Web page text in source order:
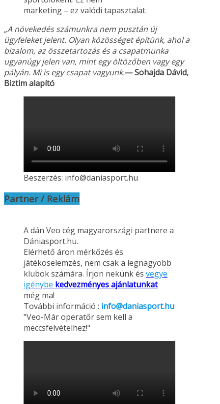
marketing – ez valódi tapasztalat.
„A növekedés számunkra nem pusztán új
ügyfeleket jelent. Olyan közösséget építünk, ahol a
bizalom, az összetartozás és a csapatmunka
ugyanúgy jelen van, mint egy öltözőben vagy egy
pályán. Mi is egy csapat vagyunk.— Sohajda Dávid,
Biztim alapító
Beszerzés: info@daniasport.hu
Partner / Reklám
A dán Veo cég magyarországi partnere a
Dániasport.hu.
Elérhető áron mérkőzés és
játékoselemzés, nem csak a legnagyobb
klubok számára. Írjon nekünk és vegye
igénybe kedvezményes ajánlatunkat
még ma!
További információ : info@daniasport.hu
"Veo-Már operatőr sem kell a
meccsfelvételhez!"